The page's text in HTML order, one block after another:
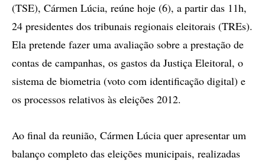
(TSE), Cármen Lúcia, reúne hoje (6), a partir das 11h,
24 presidentes dos tribunais regionais eleitorais (TREs).
Ela pretende fazer uma avaliação sobre a prestação de
contas de campanhas, os gastos da Justiça Eleitoral, o
sistema de biometria (voto com identificação digital) e
os processos relativos às eleições 2012.
Ao final da reunião, Cármen Lúcia quer apresentar um
balanço completo das eleições municipais, realizadas